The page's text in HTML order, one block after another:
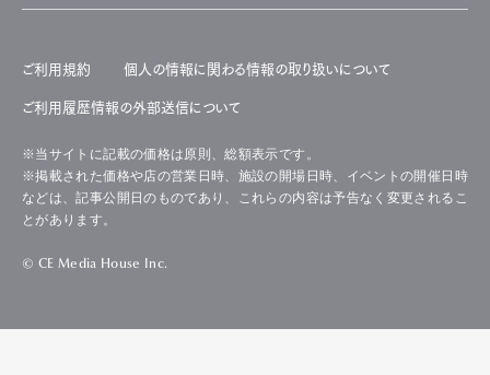
ご利用規約 個人の情報に関わる情報の取り扱いについて
ご利用履歴情報の外部送信について
※当サイトに記載の価格は原則、総額表示です。
※掲載された価格や店の営業日時、施設の開場日時、イベントの開催日時
などは、記事公開日のものであり、これらの内容は予告なく変更されるこ
とがあります。
© CE Media House Inc.